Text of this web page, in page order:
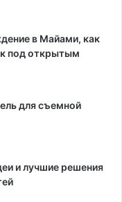
в Майами, как
под открытым
для съемной
и лучшие решения